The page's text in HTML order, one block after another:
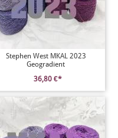
Stephen West MKAL 2023
Geogradient
36,80 €*